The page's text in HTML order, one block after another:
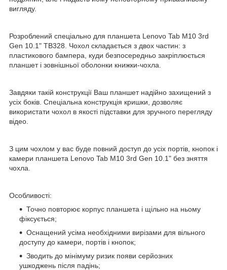
вигляду.
Розроблений спеціально для планшета Lenovo Tab M10 3rd
Gen 10.1" TB328. Чохол складається з двох частин: з
пластикового бампера, куди безпосередньо закріплюється
планшет і зовнішньої оболонки книжки-чохла.
Завдяки такій конструкції Ваш планшет надійно захищений з
усіх боків. Спеціальна конструкція кришки, дозволяє
використати чохол в якості підставки для зручного перегляду
відео.
З цим чохлом у вас буде повний доступ до усіх портів, кнопок і
камери планшета Lenovo Tab M10 3rd Gen 10.1" без зняття
чохла.
Особливості:
Точно повторює корпус планшета і щільно на ньому
фіксується;
Оснащений усіма необхідними вирізами для вільного
доступу до камери, портів і кнопок;
Зводить до мінімуму ризик появи серйозних
ушкоджень після падінь;